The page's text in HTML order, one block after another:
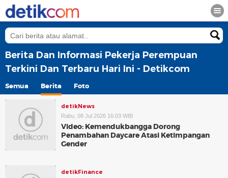
Berita Dan Informasi Pekerja Perempuan
Terkini Dan Terbaru Hari Ini - Detikcom
Semua Berita Foto
detikNews
Rabu, 08 Jul 2026 16:03 WIB
Video: Kemendukbangga Dorong
Penambahan Daycare Atasi Ketimpangan
Gender
detikFinance